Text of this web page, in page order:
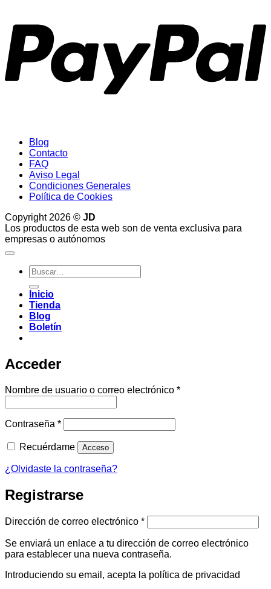
Blog
Contacto
FAQ
Aviso Legal
Condiciones Generales
Política de Cookies
Copyright 2026 © JD
Los productos de esta web son de venta exclusiva para
empresas o autónomos
Buscar
por:
Inicio
Tienda
Blog
Boletín
Acceder
Nombre de usuario o correo electrónico *Obligatorio
Contraseña *Obligatorio
Recuérdame Acceso
¿Olvidaste la contraseña?
Registrarse
Dirección de correo electrónico *Obligatorio
Se enviará un enlace a tu dirección de correo electrónico
para establecer una nueva contraseña.
Introduciendo su email, acepta la política de privacidad